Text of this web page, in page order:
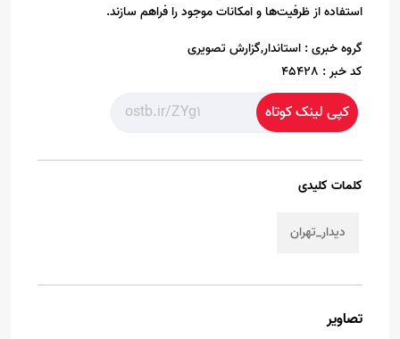
استفاده از ظرفیت‌ها و امکانات موجود را فراهم سازند.
گروه خبری : استاندار,گزارش تصویری
کد خبر : 45428
کپی لینک کوتاه
کلمات کلیدی
دیدار_تهران
تصاویر